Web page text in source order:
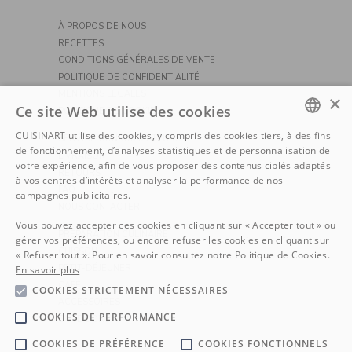
À PROPOS DE NOUS
RECETTES
CONDITIONS GÉNÉRALES DE VENTE
POLITIQUE DE CONFIDENTIALITÉ
POLITIQUE DE COOKIE
SERVICE CONSOMMATEURS
LIVRAISON
RETOURS
PRÉPARATION CULINAIRE
CUISSON
PETIT-DÉJEUNER
CAFÉ
OUTDOORS
DUTCH
FRENCH
×
Ce site Web utilise des cookies
CUISINART utilise des cookies, y compris des cookies tiers, à des fins
de fonctionnement, d’analyses statistiques et de personnalisation de
votre expérience, afin de vous proposer des contenus ciblés adaptés
à vos centres d’intérêts et analyser la performance de nos
campagnes publicitaires.
Vous pouvez accepter ces cookies en cliquant sur « Accepter tout » ou
gérer vos préférences, ou encore refuser les cookies en cliquant sur
« Refuser tout ». Pour en savoir consultez notre Politique de Cookies.
En savoir plus
COOKIES STRICTEMENT NÉCESSAIRES
COOKIES DE PERFORMANCE
COOKIES DE PRÉFÉRENCE
COOKIES FONCTIONNELS